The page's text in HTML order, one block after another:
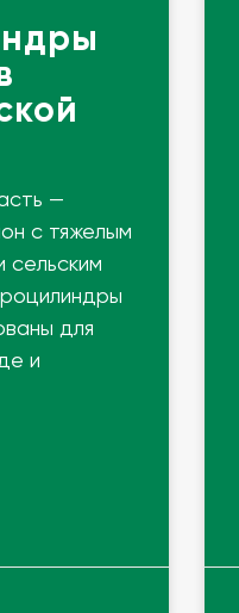
—
с тяжелым
для
и